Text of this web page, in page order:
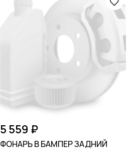
5 559 ₽
ФОНАРЬ В БАМПЕР ЗАДНИЙ